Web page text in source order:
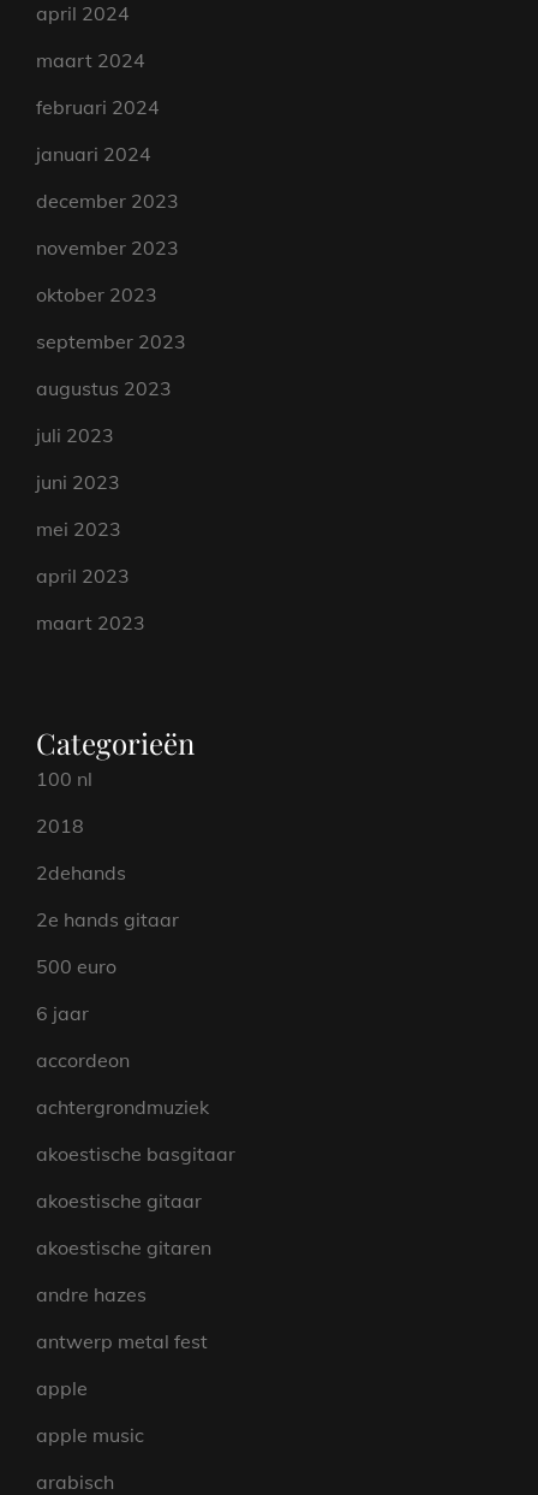
april 2024
maart 2024
februari 2024
januari 2024
december 2023
november 2023
oktober 2023
september 2023
augustus 2023
juli 2023
juni 2023
mei 2023
april 2023
maart 2023
Categorieën
100 nl
2018
2dehands
2e hands gitaar
500 euro
6 jaar
accordeon
achtergrondmuziek
akoestische basgitaar
akoestische gitaar
akoestische gitaren
andre hazes
antwerp metal fest
apple
apple music
arabisch